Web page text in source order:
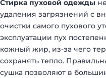
Стирка пуховой одежды
удаления загрязнений с
очистки самого пухового
эксплуатации пух
кожный жир, из-за чего
сохранять тепло.
сушка позволяют в